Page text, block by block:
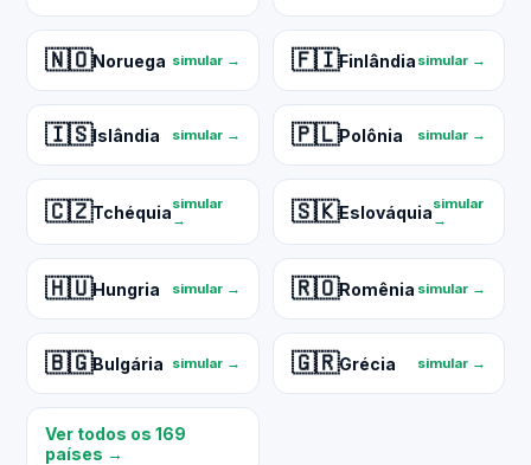
🇳🇴Noruega simular → 🇫🇮Finlândia simular →
🇮🇸Islândia simular → 🇵🇱Polônia simular →
🇨🇿Tchéquiasimular
→
🇸🇰Eslováquiasimular
→
🇭🇺Hungria simular → 🇷🇴Romênia simular →
🇧🇬Bulgária simular → 🇬🇷Grécia simular →
Ver todos os 169
países →